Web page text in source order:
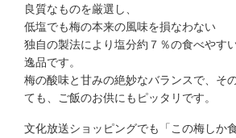
良質なものを厳選し、
低塩でも梅の本来の風味を損なわない
独自の製法により塩分約７％の食べやす
逸品です。
梅の酸味と甘みの絶妙なバランスで、そ
ても、ご飯のお供にもピッタリです。
文化放送ショッピングでも「この梅しか